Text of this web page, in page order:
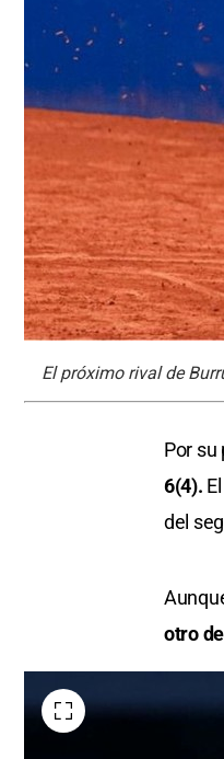
El próximo rival de
Por su
6(4).
del
otro